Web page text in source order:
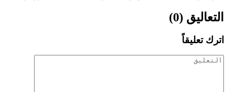
التعاليق (0)
اترك تعليقاً